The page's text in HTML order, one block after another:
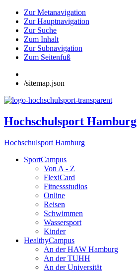
Zur Metanavigation
Zur Hauptnavigation
Zur Suche
Zum Inhalt
Zur Subnavigation
Zum Seitenfuß
/sitemap.json
Hochschulsport Hamburg
Hochschulsport Hamburg
SportCampus
Von A - Z
FlexiCard
Fitnessstudios
Online
Reisen
Schwimmen
Wassersport
Kinder
HealthyCampus
An der HAW Hamburg
An der TUHH
An der Universität